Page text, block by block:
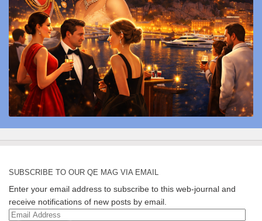
SUBSCRIBE TO OUR QE MAG VIA EMAIL
Enter your email address to subscribe to this web-journal and
receive notifications of new posts by email.
Email